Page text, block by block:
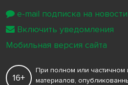
16+
При полном или частичном
материалов,
e-mail подписка на новости
Включить уведомления
Мобильная версия сайта